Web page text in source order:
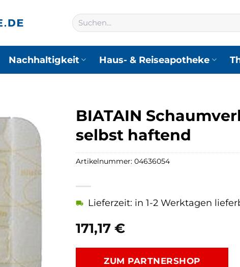
Suchen
nach:
Nachhaltigkeit Haus- & Reiseapotheke
BIATAIN
selbst haftend
171,17 €
Lieferzeit: in 1-2 Werktagen
ZUM PARTNERSHOP
Artikelnummer: 04636054